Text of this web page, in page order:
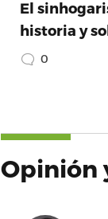
El
historia y
0
Opinión